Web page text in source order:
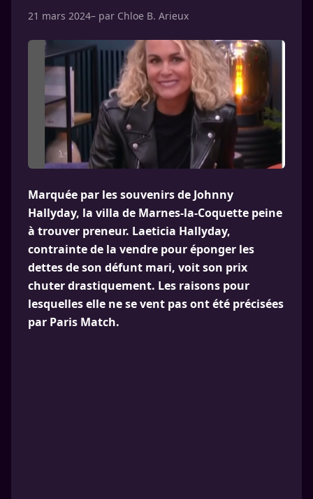
21 mars 2024– par Chloe B. Arieux
Marquée par les souvenirs de Johnny
Hallyday, la villa de Marnes-la-Coquette peine
à trouver preneur. Laeticia Hallyday,
contrainte de la vendre pour éponger les
dettes de son défunt mari, voit son prix
chuter drastiquement. Les raisons pour
lesquelles elle ne se vent pas ont été précisées
par Paris Match.